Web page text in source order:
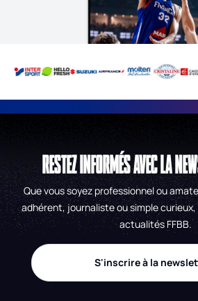
RESTEZ INFORMÉS AVEC LA
Que vous soyez professionnel ou
adhérent, journaliste ou simple
actualités FFBB.
S'inscrire à la